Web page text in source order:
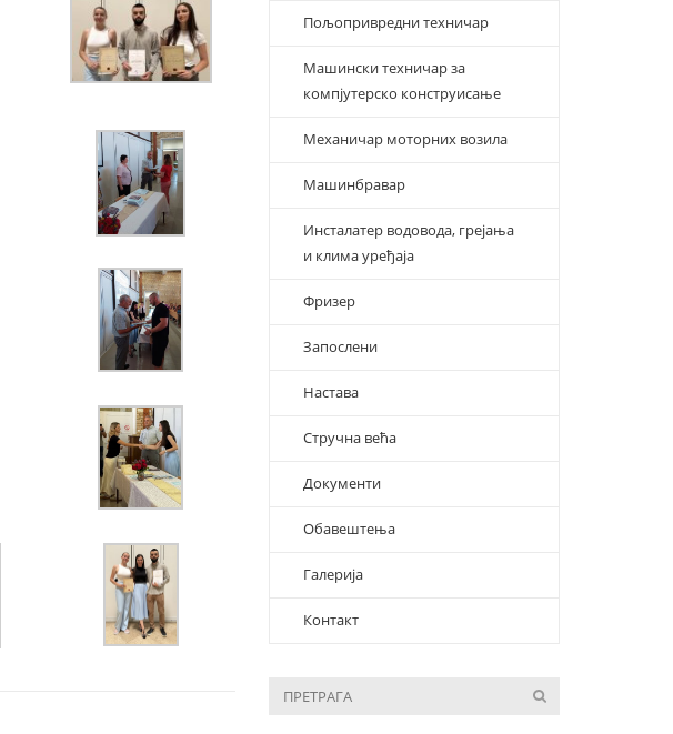
Пољопривредни техничар
Машински техничар за
компјутерско конструисање
Механичар моторних возила
Машинбравар
Инсталатер водовода, грејања
и клима уређаја
Фризер
Запослени
Настава
Стручна већа
Документи
Обавештења
Галерија
Контакт